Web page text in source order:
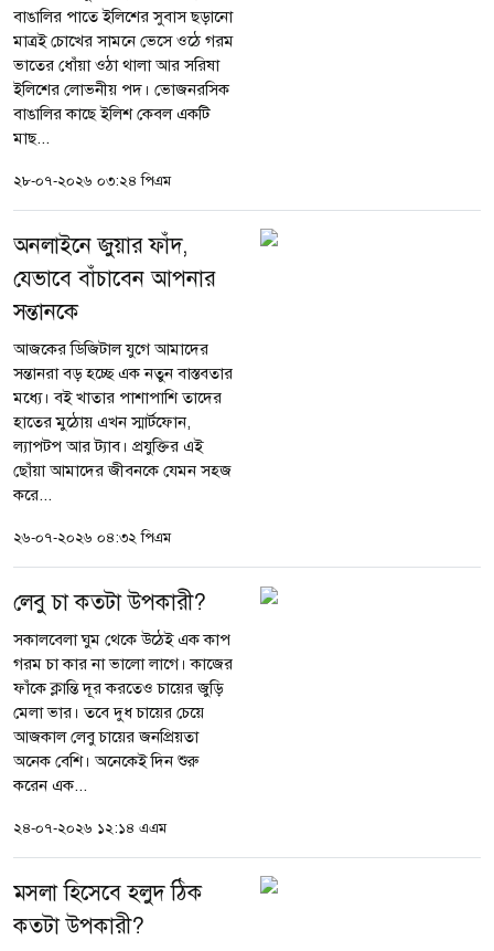
বাঙালির পাতে ইলিশের সুবাস ছড়ানো
মাত্রই চোখের সামনে ভেসে ওঠে গরম
ভাতের ধোঁয়া ওঠা থালা আর সরিষা
ইলিশের লোভনীয় পদ। ভোজনরসিক
বাঙালির কাছে ইলিশ কেবল একটি
মাছ...
২৮-০৭-২০২৬ ০৩:২৪ পিএম
অনলাইনে জুয়ার ফাঁদ,
যেভাবে বাঁচাবেন আপনার
সন্তানকে
আজকের ডিজিটাল যুগে আমাদের
সন্তানরা বড় হচ্ছে এক নতুন বাস্তবতার
মধ্যে। বই খাতার পাশাপাশি তাদের
হাতের মুঠোয় এখন স্মার্টফোন,
ল্যাপটপ আর ট্যাব। প্রযুক্তির এই
ছোঁয়া আমাদের জীবনকে যেমন সহজ
করে...
২৬-০৭-২০২৬ ০৪:৩২ পিএম
লেবু চা কতটা উপকারী?
সকালবেলা ঘুম থেকে উঠেই এক কাপ
গরম চা কার না ভালো লাগে। কাজের
ফাঁকে ক্লান্তি দূর করতেও চায়ের জুড়ি
মেলা ভার। তবে দুধ চায়ের চেয়ে
আজকাল লেবু চায়ের জনপ্রিয়তা
অনেক বেশি। অনেকেই দিন শুরু
করেন এক...
২৪-০৭-২০২৬ ১২:১৪ এএম
মসলা হিসেবে হলুদ ঠিক
কতটা উপকারী?